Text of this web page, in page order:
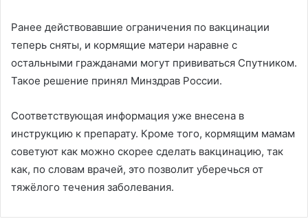
Ранее действовавшие ограничения по вакцинации
теперь сняты, и кормящие матери наравне с
остальными гражданами могут прививаться Спутником.
Такое решение принял Минздрав России.
Соответствующая информация уже внесена в
инструкцию к препарату. Кроме того, кормящим мамам
советуют как можно скорее сделать вакцинацию, так
как, по словам врачей, это позволит уберечься от
тяжёлого течения заболевания.